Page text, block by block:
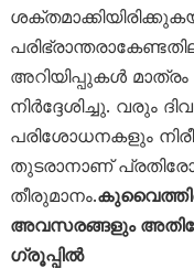
അറിയിപ്പുകൾ
നിർദ്ദേശിച്ചു. വരും
പരിശോധനകളും
തുടരാനാണ്
തീരുമാനം.
അവസരങ്ങളും
ഗ്രൂപ്പിൽ